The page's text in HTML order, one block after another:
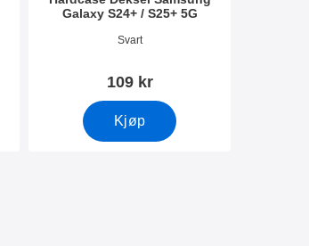
Galaxy S24+ / S25+ 5G
Varenummer 52647
Svart
109 kr
Kjøp